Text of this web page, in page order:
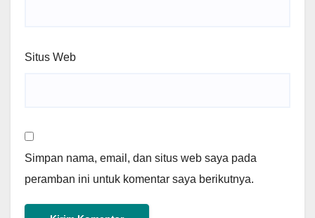
Situs Web
Simpan nama, email, dan situs web saya pada
peramban ini untuk komentar saya berikutnya.